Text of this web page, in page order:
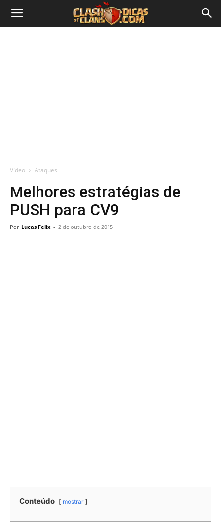
Vídeo Ataques
Melhores estratégias de
PUSH para CV9
Por Lucas Felix - 2 de outubro de 2015
Conteúdo mostrar